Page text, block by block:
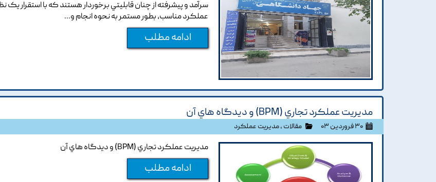
سرآمد و پيشرفته از چنان قابليتي برخوردار هستند که با استقرار يک
عملکرد مناسب, بطور مستمر به نحوه انجام و...
ادامه مطلب
مديريت عملکرد تجاري (BPM) و ديدگاه هاي آن
۳۰ فروردین ۰۳ مقالات ،مدیریت عملکرد
مديريت عملکرد تجاري (BPM) و ديدگاه هاي آن
ادامه مطلب